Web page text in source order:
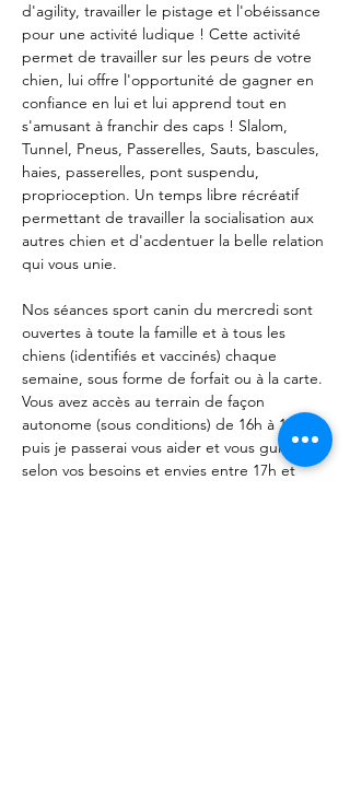
d'agility, travailler le pistage et l'obéissance
pour une activité ludique ! Cette activité
permet de travailler sur les peurs de votre
chien, lui offre l'opportunité de gagner en
confiance en lui et lui apprend tout en
s'amusant à franchir des caps ! Slalom,
Tunnel, Pneus, Passerelles, Sauts, bascules,
haies, passerelles, pont suspendu,
proprioception. Un temps libre récréatif
permettant de travailler la socialisation aux
autres chien et d'acdentuer la belle relation
qui vous unie.
Nos séances sport canin du mercredi sont
ouvertes à toute la famille et à tous les
chiens (identifiés et vaccinés) chaque
semaine, sous forme de forfait ou à la carte.
Vous avez accès au terrain de façon
autonome (sous conditions) de 16h à 17h
puis je passerai vous aider et vous guider
selon vos besoins et envies entre 17h et